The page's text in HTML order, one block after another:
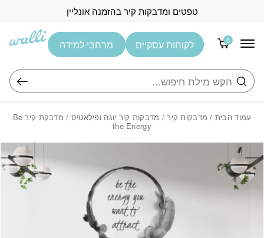
טפטים ומדבקות קיר בהזמנה אונליין
0
חיפוש
לקוחות עסקיים מרחבי למידה
עמוד הבית / מדבקות קיר/ מדבקות קיר יוגה ופילאטיס / מדבקת קיר Be
the Energy